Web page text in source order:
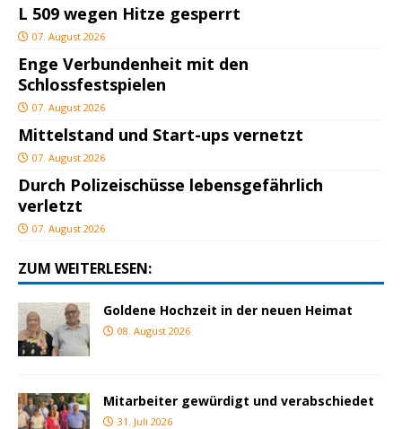
L 509 wegen Hitze gesperrt
07. August 2026
Enge Verbundenheit mit den
Schlossfestspielen
07. August 2026
Mittelstand und Start-ups vernetzt
07. August 2026
Durch Polizeischüsse lebensgefährlich
verletzt
07. August 2026
ZUM WEITERLESEN:
Goldene Hochzeit in der neuen Heimat
08. August 2026
Mitarbeiter gewürdigt und verabschiedet
31. Juli 2026